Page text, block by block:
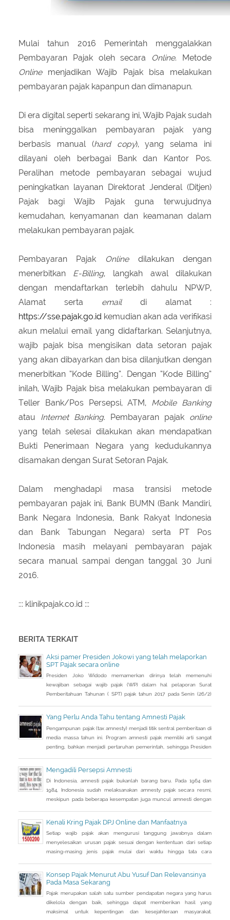
Mulai tahun 2016 Pemerintah menggalakkan
Pembayaran Pajak oleh secara Online. Metode
Onlinemenjadikan Wajib Pajak bisa melakukan
pembayaran pajak kapanpun dan dimanapun.
Di era digital seperti sekarang ini, Wajib Pajak sudah
bisa meninggalkan pembayaran pajak yang
berbasis manual (hard copy), yang selama ini
dilayani oleh berbagai Bank dan Kantor Pos.
Peralihan metode pembayaran sebagai wujud
peningkatkan layanan Direktorat Jenderal (Ditjen)
Pajak bagi Wajib Pajak guna terwujudnya
kemudahan, kenyamanan dan keamanan dalam
melakukan pembayaran pajak.
Pembayaran Pajak Onlinedilakukan dengan
menerbitkan E-Billing, langkah awal dilakukan
dengan mendaftarkan terlebih dahulu NPWP,
Alamat serta emaildi alamat :
https://sse.pajak.go.id kemudian akan ada verifikasi
akun melalui email yang didaftarkan. Selanjutnya,
wajib pajak bisa mengisikan data setoran pajak
yang akan dibayarkan dan bisa dilanjutkan dengan
menerbitkan “Kode Billing”. Dengan “Kode Billing”
inilah, Wajib Pajak bisa melakukan pembayaran di
Teller Bank/Pos Persepsi, ATM, Mobile Banking
atau Internet Banking. Pembayaran pajak online
yang telah selesai dilakukan akan mendapatkan
Bukti Penerimaan Negara yang kedudukannya
disamakan dengan Surat Setoran Pajak.
Dalam menghadapi masa transisi metode
pembayaran pajak ini, Bank BUMN (Bank Mandiri,
Bank Negara Indonesia, Bank Rakyat Indonesia
dan Bank Tabungan Negara) serta PT Pos
Indonesia masih melayani pembayaran pajak
secara manual sampai dengan tanggal 30 Juni
2016.
::: klinikpajak.co.id :::
BERITA TERKAIT
Aksi pamer Presiden Jokowi yang telah melaporkan
SPT Pajak secara online
Presiden Joko Widodo memamerkan dirinya telah memenuhi
kewajiban sebagai wajib pajak (WP) dalam hal pelaporan Surat
Pemberitahuan Tahunan ( SPT) pajak tahun 2017 pada Senin (26/2)
Yang Perlu Anda Tahu tentang Amnesti Pajak
Pengampunan pajak (tax amnesty) menjadi titik sentral pemberitaan di
media massa tahun ini. Program amnesti pajak memiliki arti sangat
penting, bahkan menjadi pertaruhan pemerintah, sehingga Presiden
Mengadili Persepsi Amnesti
Di Indonesia, amnesti pajak bukanlah barang baru. Pada 1964 dan
1984, Indonesia sudah melaksanakan amnesty pajak secara resmi,
meskipun pada beberapa kesempatan juga muncul amnesti dengan
Kenali Kring Pajak DPJ Online dan Manfaatnya
Setiap wajib pajak akan mengurusi tanggung jawabnya dalam
menyelesaikan urusan pajak sesuai dengan kententuan dari setiap
masing-masing jenis pajak mulai dari waktu hingga tata cara
Konsep Pajak Menurut Abu Yusuf Dan Relevansinya
Pada Masa Sekarang
Pajak merupakan salah satu sumber pendapatan negara yang harus
dikelola dengan baik, sehingga dapat memberikan hasil yang
maksimal untuk kepentingan dan kesejahteraan masyarakat.